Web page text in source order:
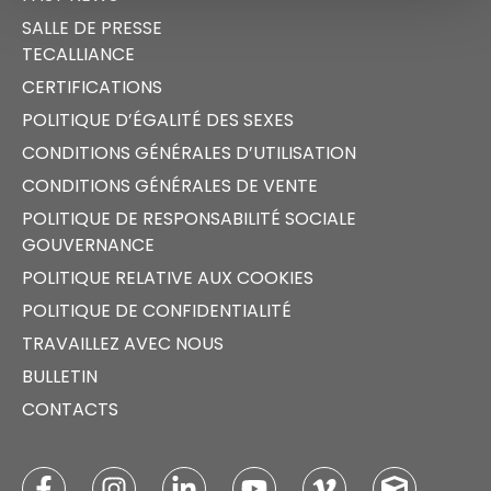
SALLE DE PRESSE
TECALLIANCE
CERTIFICATIONS
POLITIQUE D’ÉGALITÉ DES SEXES
CONDITIONS GÉNÉRALES D’UTILISATION
CONDITIONS GÉNÉRALES DE VENTE
POLITIQUE DE RESPONSABILITÉ SOCIALE
GOUVERNANCE
POLITIQUE RELATIVE AUX COOKIES
POLITIQUE DE CONFIDENTIALITÉ
TRAVAILLEZ AVEC NOUS
BULLETIN
CONTACTS